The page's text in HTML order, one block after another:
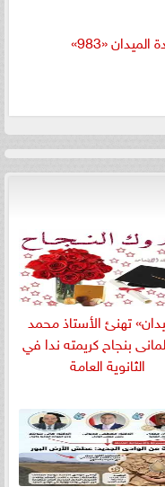
«983»
تهنئ الأستاذ محمد
بنجاح كريمته ندا في
الثانوية العامة